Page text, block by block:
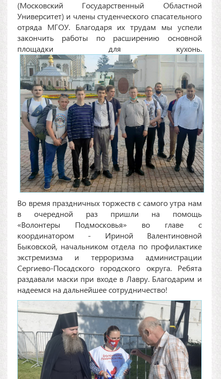
(Московский Государственный Областной
Университет) и члены студенческого спасательного
отряда МГОУ. Благодаря их трудам мы успели
закончить работы по расширению основной
площадки для кухонь.
Во время праздничных торжеств с самого утра нам
в очередной раз пришли на помощь
«Волонтеры Подмосковья» во главе с
координатором - Ириной Валентиновной
Быковской, начальником отдела по профилактике
экстремизма и терроризма администрации
Сергиево-Посадского городского округа. Ребята
раздавали маски при входе в Лавру. Благодарим и
надеемся на дальнейшее сотрудничество!